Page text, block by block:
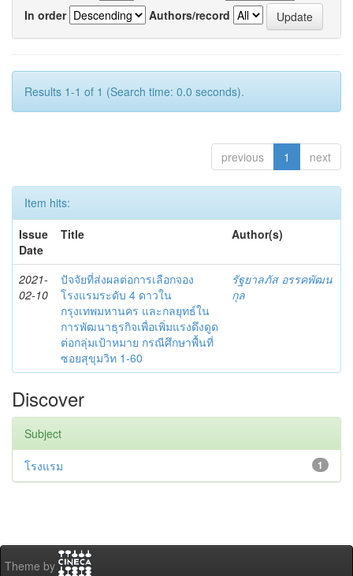
In order
Authors/record
Results 1-1 of 1 (Search time: 0.0 seconds).
previous 1 next
Item hits:
Issue
Date
Title Author(s)
2021-
02-10
ปัจจัยที่ส่งผลต่อการเลือกจอง
โรงแรมระดับ 4 ดาวใน
กรุงเทพมหานคร และกลยุทธ์ใน
การพัฒนาธุรกิจเพื่อเพิ่มแรงดึงดูด
ต่อกลุ่มเป้าหมาย กรณีศึกษาพื้นที่
ซอยสุขุมวิท 1-60
รัฐยาลภัส อรรคพัฒน
กุล
Discover
Subject
1
โรงแรม
Theme by